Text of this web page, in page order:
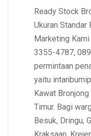
Ready Stock
Ukuran
Marketing
3355-4787,
permintaan
yaitu
Kawat
Timur. Bagi
Besuk, Dringu,
Kraksaan,